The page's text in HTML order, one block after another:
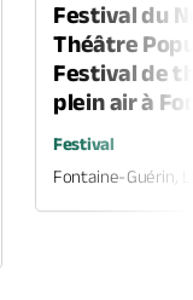
Festival du
Théâtre
Festival de
plein air à
Festival
Fontaine-Guérin,